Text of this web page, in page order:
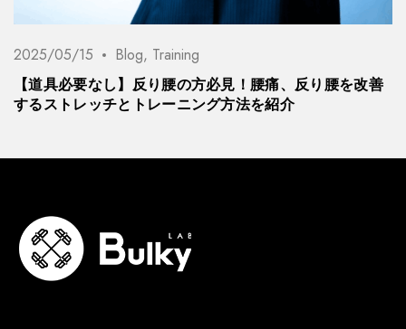
2025/05/15 Blog, Training
【道具必要なし】反り腰の方必見！腰痛、反り腰を改善
するストレッチとトレーニング方法を紹介